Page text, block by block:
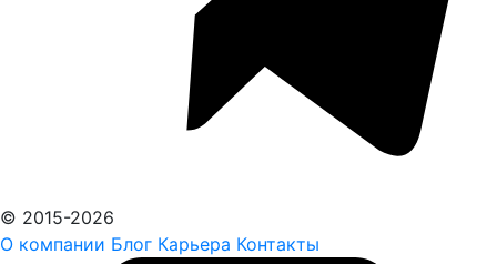
© 2015-2026
О компании Блог Карьера Контакты